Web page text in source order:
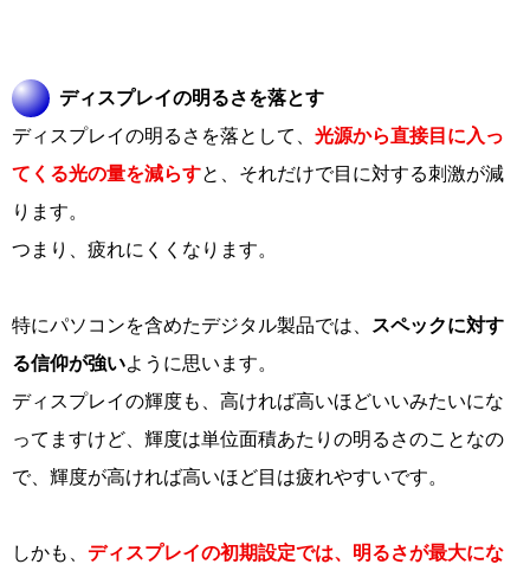
ディスプレイの明るさを落とす
ディスプレイの明るさを落として、 光源から直接目に入っ
てくる光の量を減らすと、それだけで目に対する刺激が減
ります。
つまり、疲れにくくなります。
特にパソコンを含めたデジタル製品では、
スペックに対す
る信仰が強いように思います。
ディスプレイの輝度も、高ければ高いほどいいみたいにな
ってますけど、輝度は単位面積あたりの明るさのことなの
で、輝度が高ければ高いほど目は疲れやすいです。
しかも、 ディスプレイの初期設定では、明るさが最大にな